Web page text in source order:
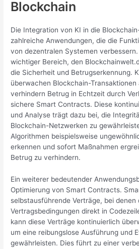
Blockchain
Die Integration von KI in die
zahlreiche Anwendungen, die die
von dezentralen Systemen
wichtiger Bereich, den
die Sicherheit und Betrugserkennung.
überwachen Blockchain-Transaktionen
verhindern Betrug in Echtzeit durch
sichere Smart Contracts. Diese
und Analyse trägt dazu bei, die
Blockchain-Netzwerken zu
Algorithmen beispielsweise
erkennen und sofort Maßnahmen
Betrug zu verhindern.
Ein weiterer bedeutender
Optimierung von Smart Contracts.
selbstausführende Verträge, bei denen
Vertragsbedingungen direkt in
kann diese Verträge kontinuierlich
um eine reibungslose Ausführung und
gewährleisten. Dies führt zu einer